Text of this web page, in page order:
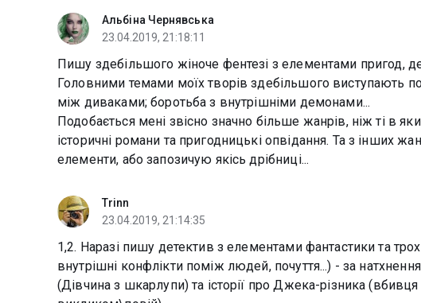
Альбіна Чернявська
23.04.2019, 21:18:11
Пишу здебільшого жіноче фентезі з елементами пригод,
Головними темами моїх творів здебільшого виступають
між диваками; боротьба з внутрішніми демонами...
Подобається мені звісно значно більше жанрів, ніж ті в
історичні романи та пригодницькі опвідання. Та з інших
елементи, або запозичую якісь дрібниці...
Trinn
23.04.2019, 21:14:35
1,2. Наразі пишу детектив з елементами фантастики та
внутрішні конфлікти поміж людей, почуття...) - за
(Дівчина з шкарлупи) та історії про Джека-різника